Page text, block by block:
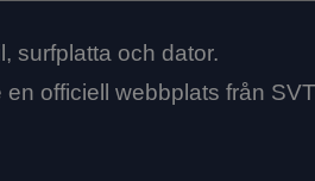
surfplatta och dator.
officiell webbplats från